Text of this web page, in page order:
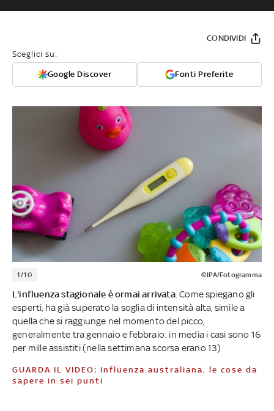
Sceglici su:
Google Discover Fonti Preferite
CONDIVIDI
1/10 ©IPA/Fotogramma
L'influenza stagionale è ormai arrivata. Come spiegano gli
esperti, ha già superato la soglia di intensità alta, simile a
quella che si raggiunge nel momento del picco,
generalmente tra gennaio e febbraio: in media i casi sono 16
per mille assistiti (nella settimana scorsa erano 13)
GUARDA IL VIDEO: Influenza australiana, le cose da
sapere in sei punti